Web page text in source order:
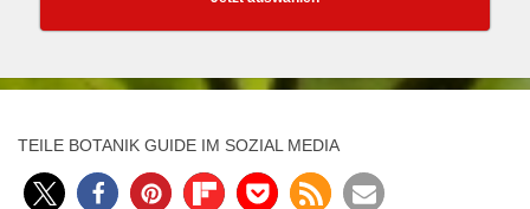
TEILE BOTANIK GUIDE IM SOZIAL MEDIA